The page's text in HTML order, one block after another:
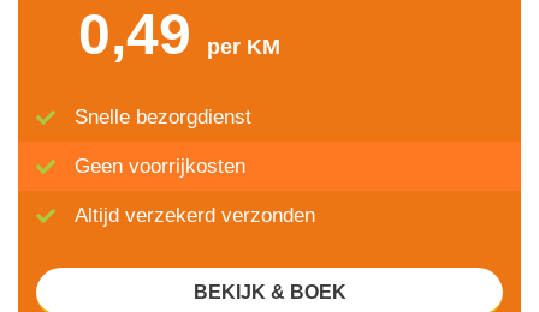
0,49 per KM
Snelle bezorgdienst
Geen voorrijkosten
Altijd verzekerd verzonden
BEKIJK & BOEK